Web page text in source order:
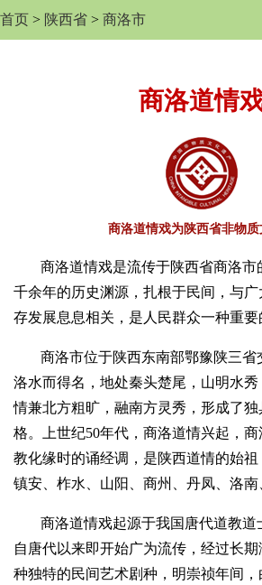
首页 > 陕西省 > 商洛市
商洛道情
商洛道情戏为陕西省非物质
商洛道情戏是流传于陕西省商洛市
千余年的历史渊源，扎根于民间，与
存发展息息相关，是人民群众一种重要
商洛市位于陕西东南部鄂豫陕三省
洛水而得名，地处秦头楚尾，山明水秀
情兼北方粗旷，融南方灵秀，形成了
格。上世纪50年代，商洛道情兴起，
教化缘时的诵经调，是陕西道情的始
镇安、柞水、山阳、商州、丹凤、洛南
商洛道情戏起源于我国唐代道教道
自唐代以来即开始广为流传，经过长
种独特的民间艺术剧种，明崇祯年间